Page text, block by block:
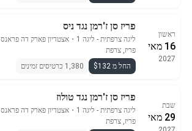
ראשון
16 מאי
2027
פריז סן ז'רמן נגד ניס
ליגה צרפתית - ליגה 1 ・ אצטדיון פארק דה פראנס
פריז, צרפת
החל מ $132
1,380 כרטיסים זמינים
שבת
29 מאי
פריז סן ז'רמן נגד טולוז
ליגה צרפתית - ליגה 1 ・ אצטדיון פארק דה פראנס
פריז, צרפת